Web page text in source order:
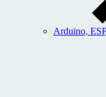
Arduino,